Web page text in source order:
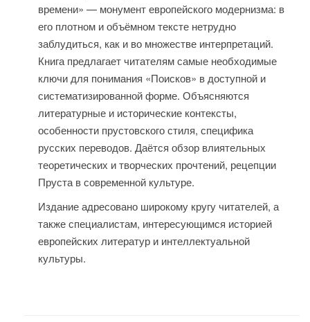
времени» — монумент европейского модернизма: в
его плотном и объёмном тексте нетрудно
заблудиться, как и во множестве интерпретаций.
Книга предлагает читателям самые необходимые
ключи для понимания «Поисков» в доступной и
систематизированной форме. Объясняются
литературные и исторические контексты,
особенности прустовского стиля, специфика
русских переводов. Даётся обзор влиятельных
теоретических и творческих прочтений, рецепции
Пруста в современной культуре.
Издание адресовано широкому кругу читателей, а
также специалистам, интересующимся историей
европейских литератур и интеллектуальной
культуры.